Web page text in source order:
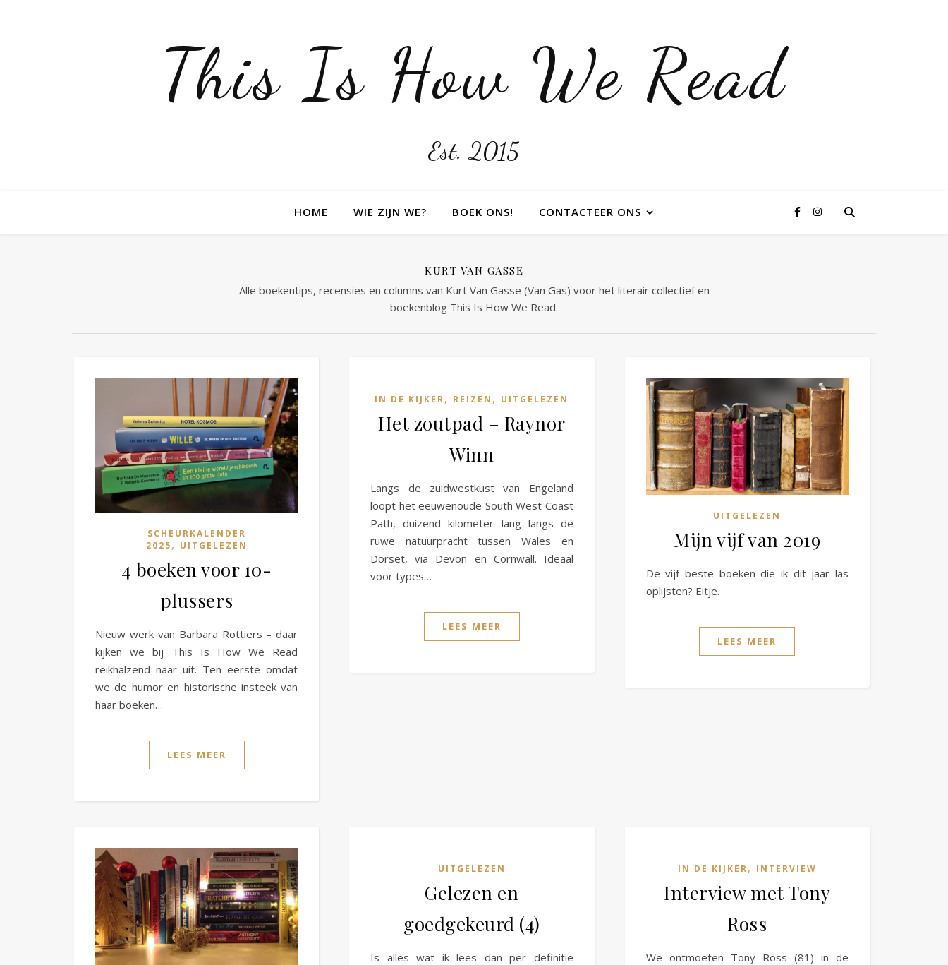
This Is How We Read
Est. 2015
HOME WIE ZIJN WE? BOEK ONS! CONTACTEER ONS
KURT VAN GASSE
Alle boekentips, recensies en columns van Kurt Van Gasse (Van Gas) voor het literair collectief en
boekenblog This Is How We Read.
SCHEURKALENDER
2025, UITGELEZEN
4 boeken voor 10-
plussers
Nieuw werk van Barbara Rottiers – daar
kijken we bij This Is How We Read
reikhalzend naar uit. Ten eerste omdat
we de humor en historische insteek van
haar boeken…
LEES MEER
IN DE KIJKER, REIZEN , UITGELEZEN
Het zoutpad – Raynor
Winn
Langs de zuidwestkust van Engeland
loopt het eeuwenoude South West Coast
Path, duizend kilometer lang langs de
ruwe natuurpracht tussen Wales en
Dorset, via Devon en Cornwall. Ideaal
voor types…
LEES MEER
UITGELEZEN
Mijn vijf van 2019
De vijf beste boeken die ik dit jaar las
oplijsten? Eitje.
LEES MEER
UITGELEZEN
Gelezen en
goedgekeurd (4)
Is alles wat ik lees dan per definitie
IN DE KIJKER, INTERVIEW
Interview met Tony
Ross
We ontmoeten Tony Ross (81) in de